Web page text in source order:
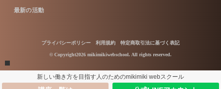
最新の活動
© Copyright2026 mikimikiwebschool. All rights reserved.
プライバシーポリシー 利用規約 特定商取引法に基づく表記
新しい働き方を目指す人のためのmikimiki webスクール